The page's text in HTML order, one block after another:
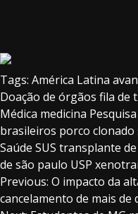
Tags: América Latina
Doação de órgãos fila de
Médica medicina
brasileiros porco clonado
Saúde SUS transplante
de são paulo USP
Continue
Previous: O impacto da
cancelamento de mais